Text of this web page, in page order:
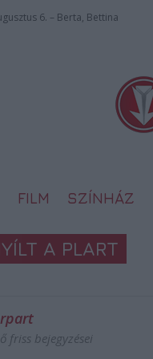
6. – Berta, Bettina
FILM SZÍNHÁZ
A PLART
friss bejegyzései